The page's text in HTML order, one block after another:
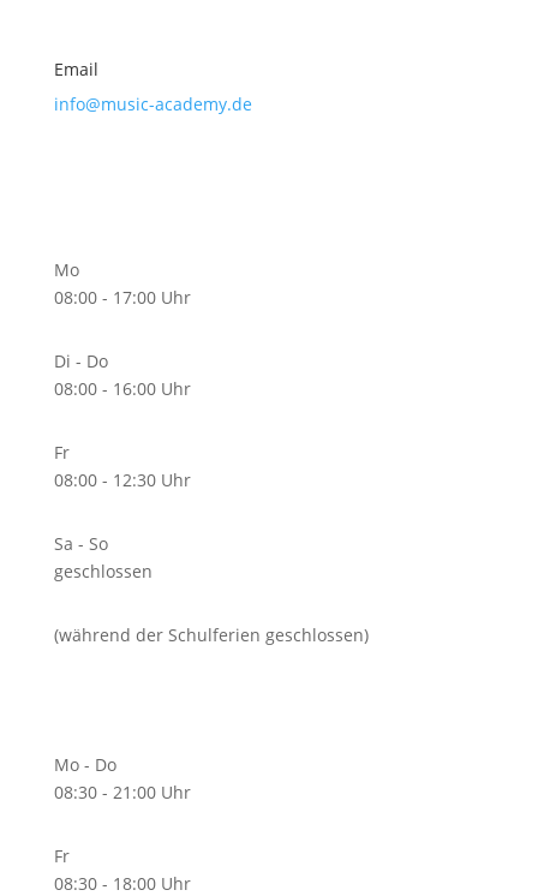
Email
info@music-academy.de
Mo
08:00 - 17:00 Uhr
Di - Do
08:00 - 16:00 Uhr
Fr
08:00 - 12:30 Uhr
Sa - So
geschlossen
(während der Schulferien geschlossen)
Mo - Do
08:30 - 21:00 Uhr
Fr
08:30 - 18:00 Uhr